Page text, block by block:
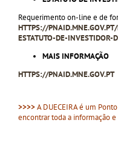
Requerimento on-line e de
HTTPS://
ESTATUTO-DE-INVESTIDOR-
MAIS INFORMAÇÃO
HTTPS://PNAID.MNE.GOV.PT
>>>>A DUECEIRA é um
encontrar toda a informação e